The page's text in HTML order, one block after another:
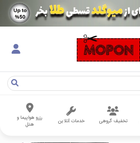
تخفیف گروهی خدمات آنلاین
رزرو هواپیما و
هتل